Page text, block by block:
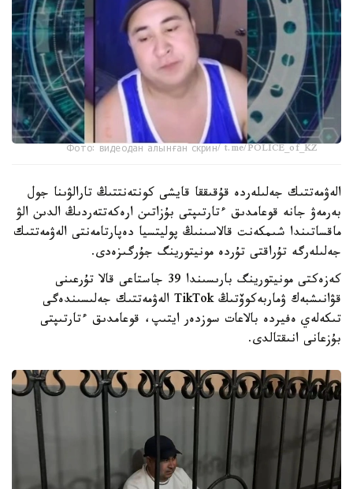
Фото: видеодан алынған скрин/ t.me/POLICE_of_KZ
الەۋمەتتىك جەلىلەردە قۇقىققا قايشى كونتەنتتىڭ تارالۋىنا جول
بەرمەۋ جانە قوعامدىق ءتارتىپتى بۇزاتىن ارەكەتتەردىڭ الدىن الۋ
ماقساتىندا شىمكەنت قالاسىنىڭ پوليتسيا دەپارتامەنتى الەۋمەتتىك
جەلىلەرگە تۇراقتى تۇردە مونيتورينگ جۇرگىزەدى.
كەزەكتى مونيتورينگ بارىسىندا 39 جاستاعى قالا تۇرعىنى
قۋانىشبەك ۋماربەكوۆتىڭ TikTok الەۋمەتتىك جەلىسىندەگى
تىكەلەي ەفيردە بالاعات سوزدەر ايتىپ، قوعامدىق ءتارتىپتى
بۇزعانى انىقتالدى.